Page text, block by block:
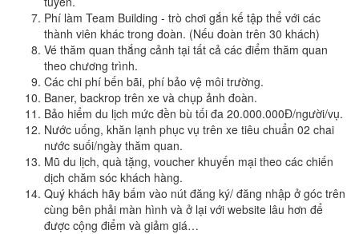
Phí làm Team Building - trò chơi gắn kế tập thể với các
thành viên khác trong đoàn. (Nếu đoàn trên 30 khách)
Vé thăm quan thắng cảnh tại tất cả các điểm thăm quan
theo chương trình.
Các chi phí bến bãi, phí bảo vệ môi trường.
Baner, backrop trên xe và chụp ảnh đoàn.
Bảo hiểm du lịch mức đền bù tối đa 20.000.000Đ/người/vụ.
Nước uống, khăn lạnh phục vụ trên xe tiêu chuẩn 02 chai
nước suối/ngày thăm quan.
Mũ du lịch, quà tặng, voucher khuyến mại theo các chiến
dịch chăm sóc khách hàng.
Quý khách hãy bấm vào nút đăng ký/ đăng nhập ở góc trên
cùng bên phải màn hình và ở lại với website lâu hơn để
được cộng điểm và giảm giá…